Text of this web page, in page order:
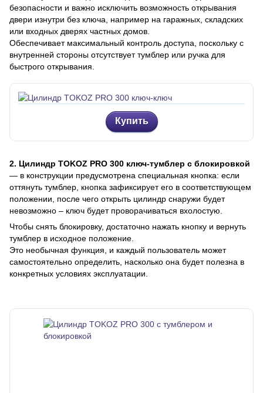
безопасности и важно исключить возможность открывания
двери изнутри без ключа, например на гаражных, складских
или входных дверях частных домов.
Обеспечивает максимальный контроль доступа, поскольку с
внутренней стороны отсутствует тумблер или ручка для
быстрого открывания.
Купить
2. Цилиндр TOKOZ PRO 300 ключ-тумблер с блокировкой
— в конструкции предусмотрена специальная кнопка: если
оттянуть тумблер, кнопка зафиксирует его в соответствующем
положении, после чего открыть цилиндр снаружи будет
невозможно – ключ будет проворачиваться вхолостую.
Чтобы снять блокировку, достаточно нажать кнопку и вернуть
тумблер в исходное положение.
Это необычная функция, и каждый пользователь может
самостоятельно определить, насколько она будет полезна в
конкретных условиях эксплуатации.